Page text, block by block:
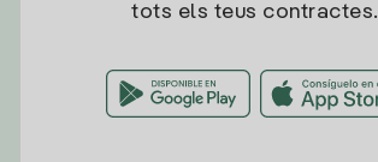
tots els teus contractes.